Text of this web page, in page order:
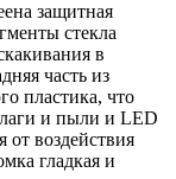
защитная
стекла
в
часть из
пластика, что
и пыли и LED
от воздействия
гладкая и